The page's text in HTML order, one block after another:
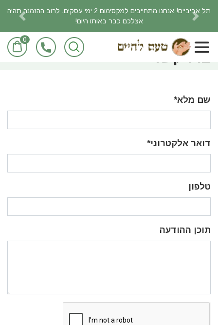
תל אביביים! אנחנו מתחייבים למקסימום 2 ימי עסקים, לרוב ההזמנה תהיה
אצלכם כבר באותו היום!
Next
0 ראשי צרו קשר
צרו קשר
שם מלא*
דואר אלקטרוני*
טלפון
תוכן ההודעה